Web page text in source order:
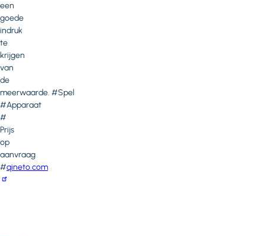
een
goede
indruk
te
krijgen
van
de
meerwaarde. #Spel
#Apparaat
#
Prijs
op
aanvraag
#qineto.com